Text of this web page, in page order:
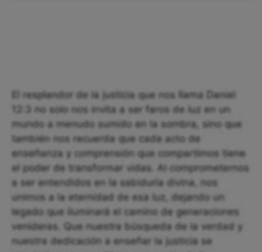
El resplandor de la justicia que nos llama Daniel
12:3 no solo nos invita a ser faros de luz en un
mundo a menudo sumido en la sombra, sino que
también nos recuerda que cada acto de
enseñanza y comprensión que compartimos tiene
el poder de transformar vidas. Al comprometernos
a ser entendidos en la sabiduría divina, nos
unimos a la eternidad de esa luz, dejando un
legado que iluminará el camino de generaciones
venideras. Que nuestra búsqueda de la verdad y
nuestra dedicación a enseñar la justicia se